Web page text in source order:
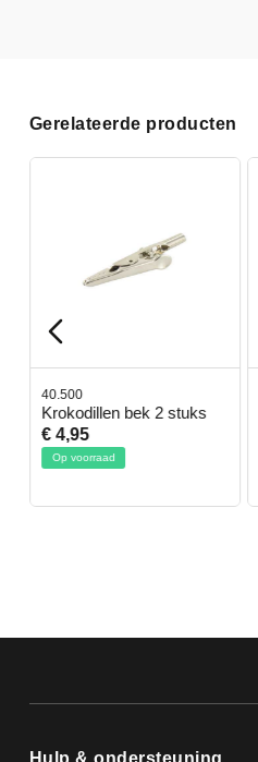
Gerelateerde producten
40.500
Krokodillen bek 2 stuks
€ 4,95
Op voorraad
Hulp & ondersteuning